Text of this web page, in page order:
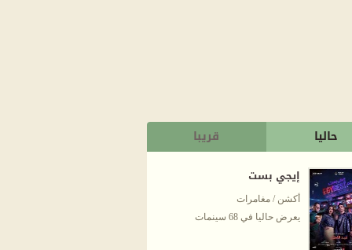
حاليا قريبا
إيجي بست
أكشن / مغامرات
يعرض حاليا في 68 سينمات